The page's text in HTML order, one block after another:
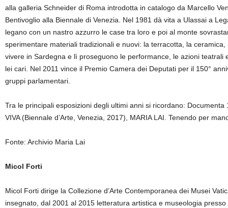
alla galleria Schneider di Roma introdotta in catalogo da Marcello
Bentivoglio alla Biennale di Venezia. Nel 1981 dà vita a Ulassai a
legano con un nastro azzurro le case tra loro e poi al monte
sperimentare materiali tradizionali e nuovi: la terracotta, la
vivere in Sardegna e lì proseguono le performance, le azioni
lei cari. Nel 2011 vince il Premio Camera dei Deputati per il 150°
gruppi parlamentari.
Tra le principali esposizioni degli ultimi anni si ricordano:
VIVA (Biennale d’Arte, Venezia, 2017), MARIA LAI. Tenendo per
Fonte: Archivio Maria Lai
Micol Forti
Micol Forti dirige la Collezione d’Arte Contemporanea dei Musei
insegnato, dal 2001 al 2015 letteratura artistica e museologia